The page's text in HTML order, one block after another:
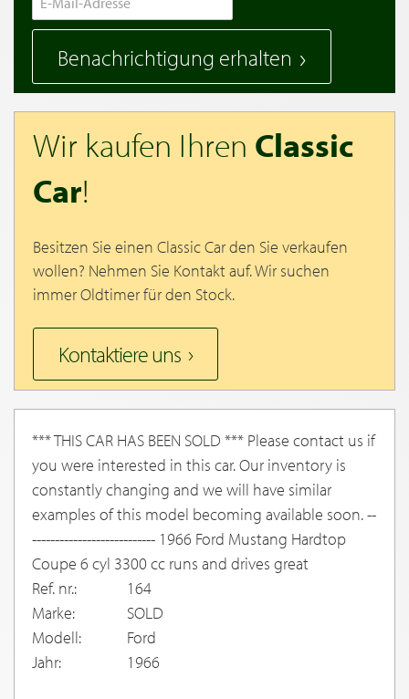
Benachrichtigung erhalten
Wir kaufen Ihren Classic
Car!
Besitzen Sie einen Classic Car den Sie verkaufen
wollen? Nehmen Sie Kontakt auf. Wir suchen
immer Oldtimer für den Stock.
Kontaktiere uns
*** THIS CAR HAS BEEN SOLD *** Please contact us if
you were interested in this car. Our inventory is
constantly changing and we will have similar
examples of this model becoming available soon. --
--------------------------- 1966 Ford Mustang Hardtop
Coupe 6 cyl 3300 cc runs and drives great
Ref. nr.:
164
Marke:
SOLD
Modell:
Ford
Jahr:
1966